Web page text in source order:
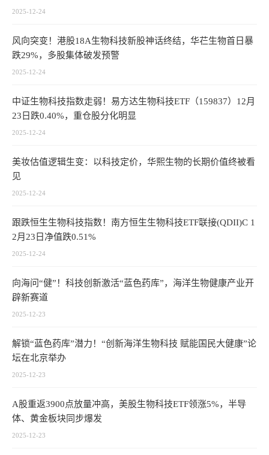
2025-12-24
风向突变！港股18A生物科技新股神话终结，华芢生物首日暴
跌29%，多股集体破发预警
2025-12-24
中证生物科技指数走弱！易方达生物科技ETF（159837）12月
23日跌0.40%，重仓股分化明显
2025-12-24
美妆估值逻辑生变：以科技定价，华熙生物的长期价值终被看
见
2025-12-24
跟跌恒生生物科技指数！南方恒生生物科技ETF联接(QDII)C 1
2月23日净值跌0.51%
2025-12-24
向海问“健”！科技创新激活“蓝色药库”，海洋生物健康产业开
辟新赛道
2025-12-23
解锁“蓝色药库”潜力！“创新海洋生物科技 赋能国民大健康”论
坛在北京举办
2025-12-23
A股重返3900点放量冲高，美股生物科技ETF领涨5%，半导
体、黄金板块同步爆发
2025-12-23